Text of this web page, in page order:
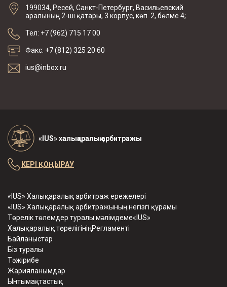
199034, Ресей, Санкт-Петербург, Васильевский
аралының 2-ші қатары, 3 корпус, көп. 2, бөлме 4;
Тел: +7 (962) 715 17 00
Факс: +7 (812) 325 20 60
ius@inbox.ru
«IUS» халықаралық арбитражы
«IUS» Халықаралық арбитраж ережелері
«IUS» Халықаралық арбитражының негізгі құрамы
Төрелік төлемдер туралы мәлімдеме«IUS»
Халықаралық төрелігініңРегламенті
Байланыстар
Біз туралы
Тәжірибе
Жарияланымдар
Ынтымақтастық
КЕРІ ҚОҢЫРАУ